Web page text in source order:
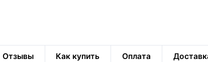
Отзывы Как купить Оплата